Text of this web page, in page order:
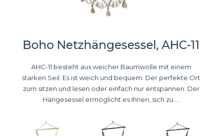
Boho Netzhängesessel, AHC-11
AHC-11 besteht aus weicher Baumwolle mit einem
starken Seil. Es ist weich und bequem. Der perfekte Ort
zum sitzen und lesen oder einfach nur entspannen. Der
Hängesessel ermöglicht es Ihnen, sich zu ...